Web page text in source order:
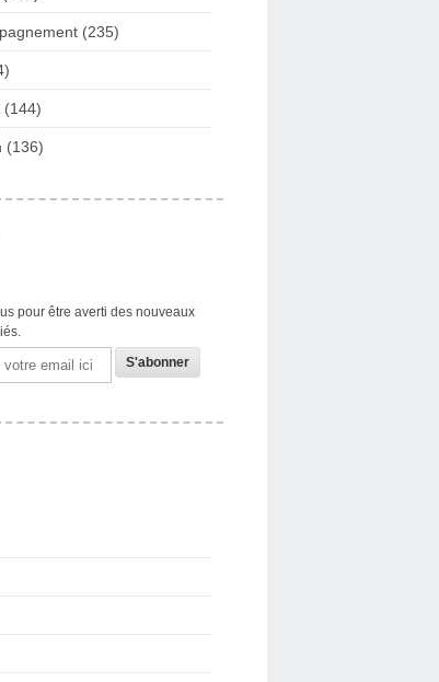
(235)
(144)
(136)
pour être averti des nouveaux